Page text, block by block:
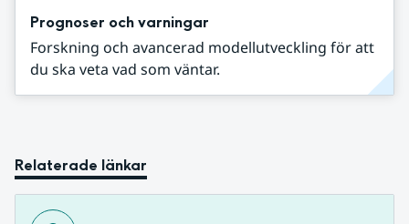
Prognoser och varningar
Forskning och avancerad modellutveckling för att
du ska veta vad som väntar.
Relaterade länkar